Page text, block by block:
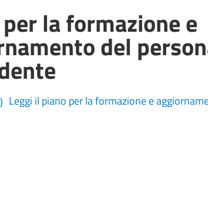
la formazione e
del
Leggi il piano per la formazione e